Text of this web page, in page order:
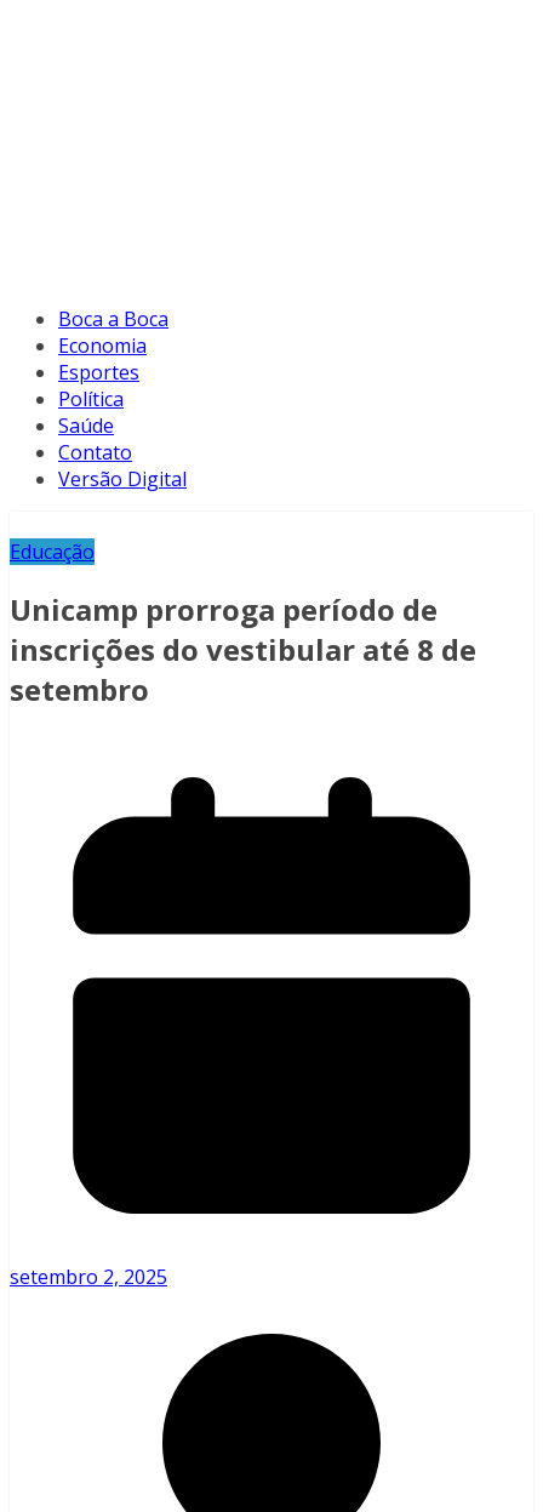
Boca a Boca
Economia
Esportes
Política
Saúde
Contato
Versão Digital
Educação
Unicamp prorroga período de
inscrições do vestibular até 8 de
setembro
setembro 2, 2025